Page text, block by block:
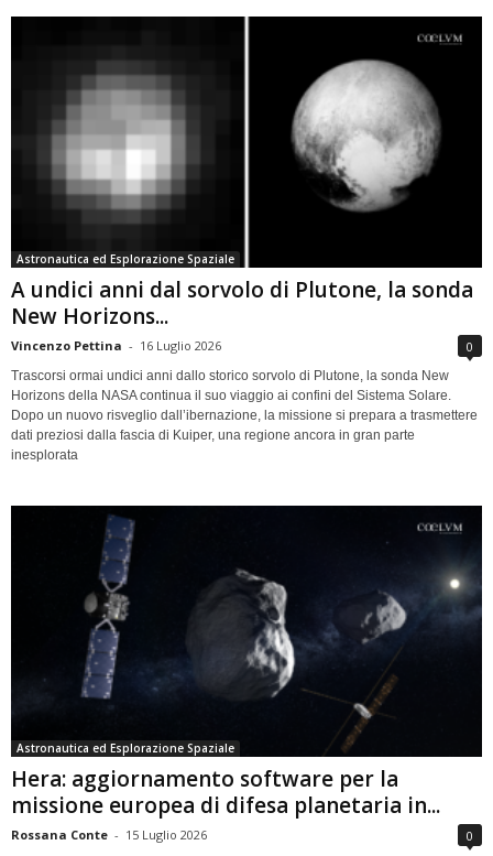
Astronautica ed Esplorazione Spaziale
A undici anni dal sorvolo di Plutone, la sonda
New Horizons...
Vincenzo Pettina - 16 Luglio 2026 0
Trascorsi ormai undici anni dallo storico sorvolo di Plutone, la sonda New
Horizons della NASA continua il suo viaggio ai confini del Sistema Solare.
Dopo un nuovo risveglio dall’ibernazione, la missione si prepara a trasmettere
dati preziosi dalla fascia di Kuiper, una regione ancora in gran parte
inesplorata
Astronautica ed Esplorazione Spaziale
Hera: aggiornamento software per la
missione europea di difesa planetaria in...
Rossana Conte - 15 Luglio 2026 0